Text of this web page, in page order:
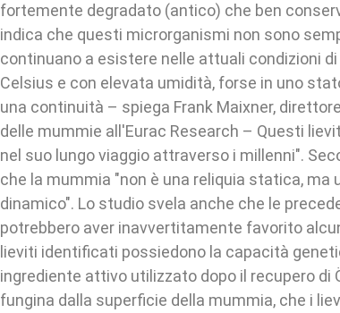
fortemente degradato (antico) che ben
indica che questi microrganismi non sono
continuano a esistere nelle attuali condizioni
Celsius e con elevata umidità, forse in uno
una continuità – spiega Frank Maixner,
delle mummie all'Eurac Research – Questi
nel suo lungo viaggio attraverso i millenni".
che la mummia "non è una reliquia statica, ma
dinamico". Lo studio svela anche che le
potrebbero aver inavvertitamente favorito
lieviti identificati possiedono la capacità
ingrediente attivo utilizzato dopo il recupero di
fungina dalla superficie della mummia, che i